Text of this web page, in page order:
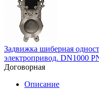
Задвижка шиберная
электропривод. DN1000
Договорная
Описание